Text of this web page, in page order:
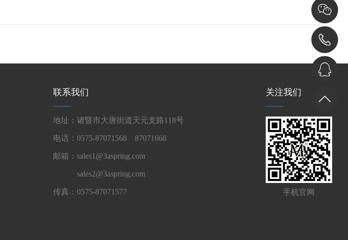
联系我们
地址：诸暨市大唐街道天元支路118号
电话：0575-87071568 87071668
邮箱：sales1@3aspring.com
sales2@3aspring.com
传真：0575-87071577
关注我们
手机官网